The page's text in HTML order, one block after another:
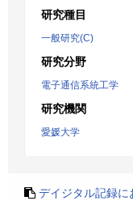
研究種目
一般研究(C)
研究分野
電子通信系統工学
研究機関
愛媛大学
デイジタル記録に